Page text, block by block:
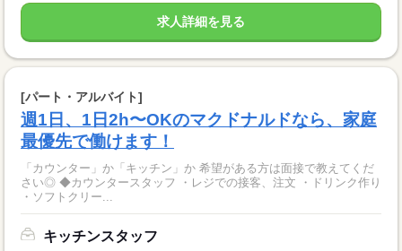
求人詳細を見る
[パート・アルバイト]
週1日、1日2h〜OKのマクドナルドなら、家庭
最優先で働けます！
「カウンター」か「キッチン」か 希望がある方は面接で教えてくだ
さい◎ ◆カウンタースタッフ ・レジでの接客、注文 ・ドリンク作り
・ソフトクリー...
キッチンスタッフ